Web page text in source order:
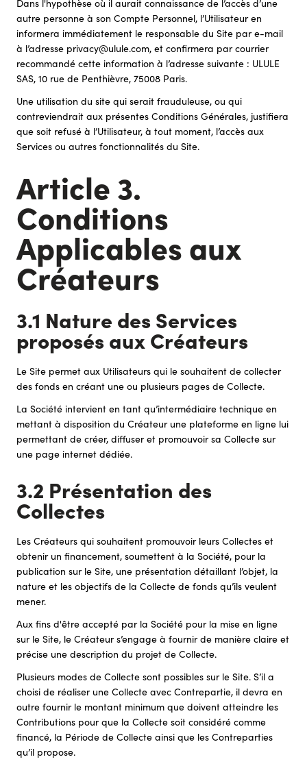
Dans l'hypothèse où il aurait connaissance de l’accès d’une
autre personne à son Compte Personnel, l’Utilisateur en
informera immédiatement le responsable du Site par e-mail
à l’adresse privacy@ulule.com, et confirmera par courrier
recommandé cette information à l’adresse suivante : ULULE
SAS, 10 rue de Penthièvre, 75008 Paris.
Une utilisation du site qui serait frauduleuse, ou qui
contreviendrait aux présentes Conditions Générales, justifiera
que soit refusé à l’Utilisateur, à tout moment, l’accès aux
Services ou autres fonctionnalités du Site.
Article 3.
Conditions
Applicables aux
Créateurs
3.1 Nature des Services
proposés aux Créateurs
Le Site permet aux Utilisateurs qui le souhaitent de collecter
des fonds en créant une ou plusieurs pages de Collecte.
La Société intervient en tant qu’intermédiaire technique en
mettant à disposition du Créateur une plateforme en ligne lui
permettant de créer, diffuser et promouvoir sa Collecte sur
une page internet dédiée.
3.2 Présentation des
Collectes
Les Créateurs qui souhaitent promouvoir leurs Collectes et
obtenir un financement, soumettent à la Société, pour la
publication sur le Site, une présentation détaillant l’objet, la
nature et les objectifs de la Collecte de fonds qu’ils veulent
mener.
Aux fins d'être accepté par la Société pour la mise en ligne
sur le Site, le Créateur s’engage à fournir de manière claire et
précise une description du projet de Collecte.
Plusieurs modes de Collecte sont possibles sur le Site. S’il a
choisi de réaliser une Collecte avec Contrepartie, il devra en
outre fournir le montant minimum que doivent atteindre les
Contributions pour que la Collecte soit considéré comme
financé, la Période de Collecte ainsi que les Contreparties
qu’il propose.